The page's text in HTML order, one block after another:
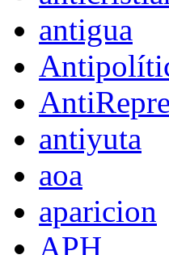
antigua
antiyuta
aoa
aparicion
APH